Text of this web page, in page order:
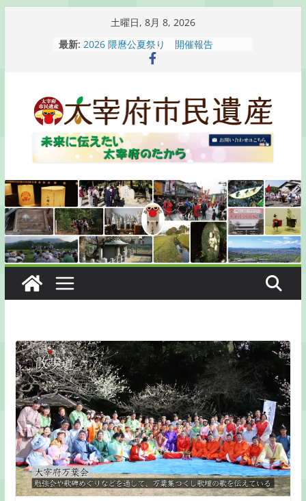
プ
土曜日, 8月 8, 2026
最新: 2026 隈麿公夏祭り 開催報告
通古賀歴史勉強会が開催されます
梅香苑夏まつり子どもみこし開催のお
知らせ
木うそ絵付け体験のお知らせ